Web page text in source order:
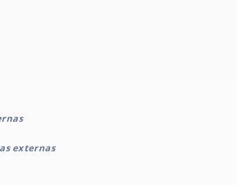
externas